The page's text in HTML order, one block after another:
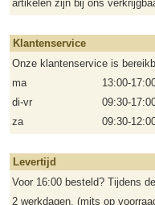
artikelen zijn bij ons
Klantenservice
Onze klantenservice is
ma
13:00-
di-vr
09:30-
za
09:30-
Levertijd
Voor 16:00 besteld? Tijdens
2 werkdagen. (mits op